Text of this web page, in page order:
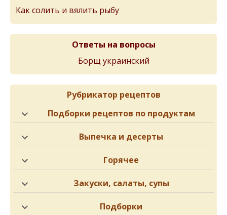
Как солить и вялить рыбу
Ответы на вопросы
Борщ украинский
Рубрикатор рецептов
Подборки рецептов по продуктам
Выпечка и десерты
Горячее
Закуски, салаты, супы
Подборки